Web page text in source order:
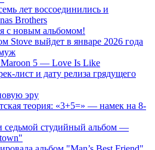
лет воссоединились и
Brothers
с новым альбомом!
Stove выйдет в январе 2026 года
Maroon 5 — Love Is Like
лист и дату релиза грядущего
эру
теория: «3+5=» — намек на 8-
седьмой студийный альбом —